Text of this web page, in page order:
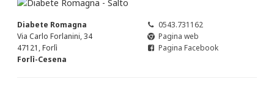
Diabete Romagna
Via Carlo Forlanini, 34
47121, Forlì
Forlì-Cesena
0543.731162
Pagina web
Pagina Facebook